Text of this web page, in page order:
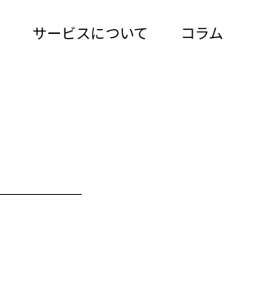
サービスについて コラム